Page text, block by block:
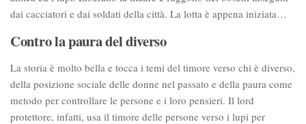
dai cacciatori e dai soldati della città. La lotta è appena iniziata…
Contro la paura del diverso
La storia è molto bella e tocca i temi del timore verso chi è diverso,
della posizione sociale delle donne nel passato e della paura come
metodo per controllare le persone e i loro pensieri. Il lord
protettore, infatti, usa il timore delle persone verso i lupi per